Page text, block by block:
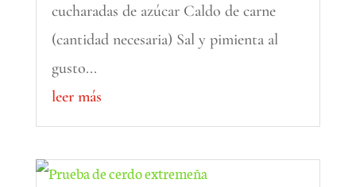
cucharadas de azúcar Caldo de carne
(cantidad necesaria) Sal y pimienta al
gusto...
leer más